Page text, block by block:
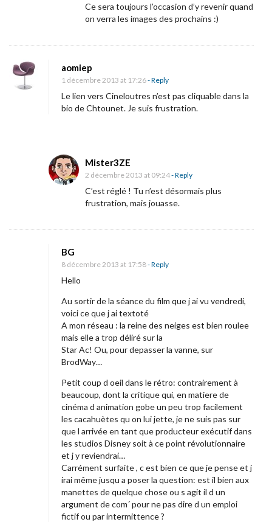
Ce sera toujours l’occasion d’y revenir quand
on verra les images des prochains :)
aomiep
1 décembre 2013 at 17:26- Reply
Le lien vers Cineloutres n’est pas cliquable dans la
bio de Chtounet. Je suis frustration.
Mister3ZE
2 décembre 2013 at 09:24- Reply
C’est réglé ! Tu n’est désormais plus
frustration, mais jouasse.
BG
8 décembre 2013 at 17:58- Reply
Hello
Au sortir de la séance du film que j ai vu vendredi,
voici ce que j ai textoté
A mon réseau : la reine des neiges est bien roulee
mais elle a trop déliré sur la
Star Ac! Ou, pour depasser la vanne, sur
BrodWay…
Petit coup d oeil dans le rétro: contrairement à
beaucoup, dont la critique qui, en matiere de
cinéma d animation gobe un peu trop facilement
les cacahuètes qu on lui jette, je ne suis pas sur
que l arrivée en tant que producteur exécutif dans
les studios Disney soit à ce point révolutionnaire
et j y reviendrai…
Carrément surfaite , c est bien ce que je pense et j
irai même jusqu a poser la question: est il bien aux
manettes de quelque chose ou s agit il d un
argument de com´ pour ne pas dire d un emploi
fictif ou par intermittence ?